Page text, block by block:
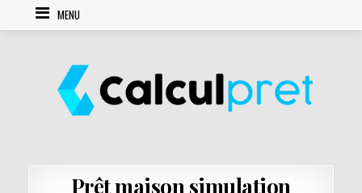
Skip to contentMENU
Prêt maison simulation